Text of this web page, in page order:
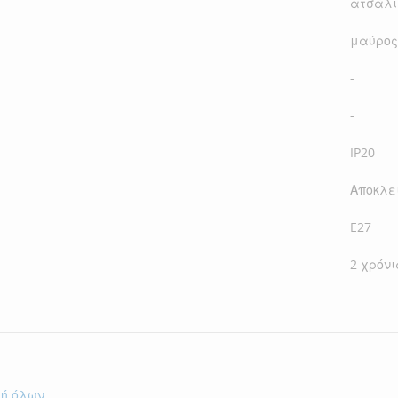
μαύρος
-
-
IP20
E27
2
όλων